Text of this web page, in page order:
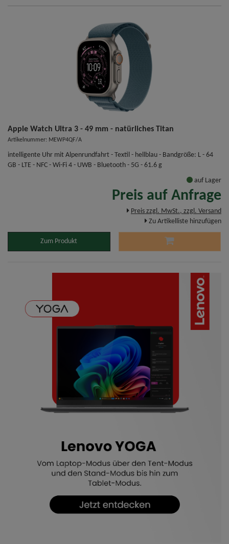
Apple Watch Ultra 3 - 49 mm - natürliches Titan
Artikelnummer: MEWP4QF/A
intelligente Uhr mit Alpenrundfahrt - Textil - hellblau - Bandgröße: L - 64
GB - LTE - NFC - Wi-Fi 4 - UWB - Bluetooth - 5G - 61.6 g
auf Lager
Preis auf Anfrage
Preis zzgl. MwSt., zzgl. Versand
Zu Artikelliste hinzufügen
Zum Produkt